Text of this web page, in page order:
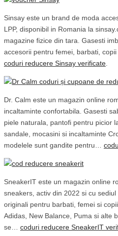
Sinsay este un brand de moda
LPP, disponibil in Romania la
magazine fizice din tara. Gasesti
accesorii pentru femei, barbati,
coduri reducere Sinsay verificate
Dr. Calm este un magazin online
incaltaminte confortabila. Gasesti
piele naturala, pantofi pentru picior
sandale, mocasini si incaltaminte
modelele sunt gandite pentru…
SneakerIT este un magazin online
sneakers, activ din 2022 si cu
originali pentru barbati, femei si
Adidas, New Balance, Puma si alte
se… coduri reducere SneakerIT